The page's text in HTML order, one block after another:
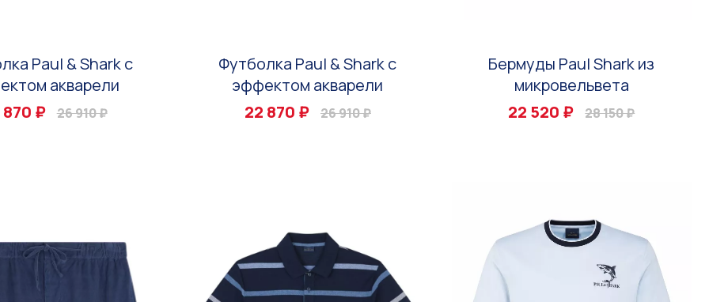
Paul & Shark с
акварели
₽
26 910 ₽
Футболка Paul & Shark с
эффектом акварели
22 870 ₽
26 910 ₽
Бермуды Paul Shark из
микровельвета
22 520 ₽
28 150 ₽